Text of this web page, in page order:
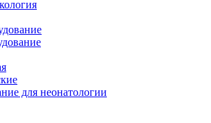
для неонатологии